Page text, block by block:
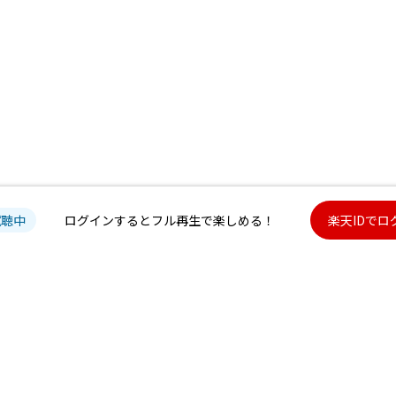
中 ログインするとフル再生で楽しめる！ 楽天IDでロ